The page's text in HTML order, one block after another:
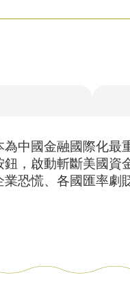
中國金融國際化最
，啟動斬斷美國資
恐慌、各國匯率劇